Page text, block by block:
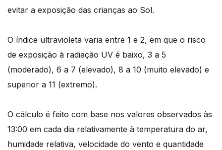
evitar a exposição das crianças ao Sol.
O índice ultravioleta varia entre 1 e 2, em que o risco
de exposição à radiação UV é baixo, 3 a 5
(moderado), 6 a 7 (elevado), 8 a 10 (muito elevado) e
superior a 11 (extremo).
O cálculo é feito com base nos valores observados às
13:00 em cada dia relativamente à temperatura do ar,
humidade relativa, velocidade do vento e quantidade